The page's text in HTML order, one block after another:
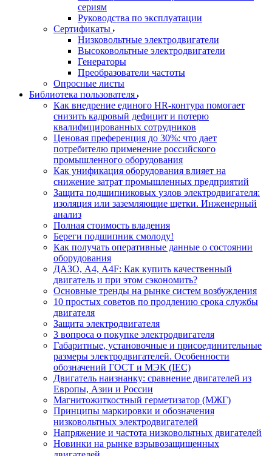
сериям
Руководства по эксплуатации
Сертификаты
Низковольтные электродвигатели
Высоковольтные электродвигатели
Генераторы
Преобразователи частоты
Опросные листы
Библиотека пользователя
Как внедрение единого HR-контура помогает
снизить кадровый дефицит и потерю
квалифицированных сотрудников
Ценовая преференция до 30%: что дает
потребителю применение российского
промышленного оборудования
Как унификация оборудования влияет на
снижение затрат промышленных предприятий
Защита подшипниковых узлов электродвигателя:
изоляция или заземляющие щетки. Инженерный
анализ
Полная стоимость владения
Береги подшипник смолоду!
Как получать оперативные данные о состоянии
оборудования
ДАЗО, А4, А4F: Как купить качественный
двигатель и при этом сэкономить?
Основные тренды на рынке систем возбуждения
10 простых советов по продлению срока службы
двигателя
Защита электродвигателя
3 вопроса о покупке электродвигателя
Габаритные, установочные и присоединительные
размеры электродвигателей. Особенности
обозначений ГОСТ и МЭК (IEC)
Двигатель наизнанку: сравнение двигателей из
Европы, Азии и России
Магнитожиткостный герметизатор (МЖГ)
Принципы маркировки и обозначения
низковольтных электродвигателей
Напряжение и частота низковольтных двигателей
Новинки на рынке взрывозащищенных